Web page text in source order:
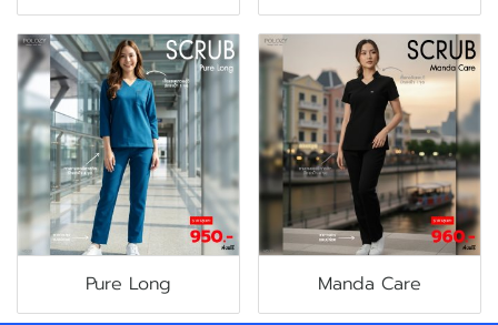
Pure Long Manda Care